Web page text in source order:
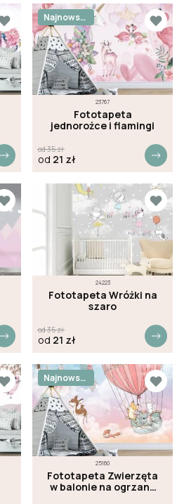
23767
Fototapeta
jednorożce i flamingi
Najnowsz
e
od35zł
od 21 zł
24223
Fototapeta Wróżki na
szaro
od35zł
od 21 zł
25160
Fototapeta Zwierzęta
w balonie na ogrzane
Najnowsz
e